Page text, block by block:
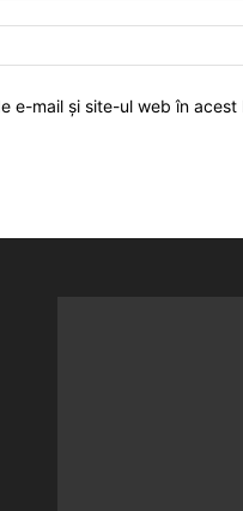
e-mail și site-ul web în